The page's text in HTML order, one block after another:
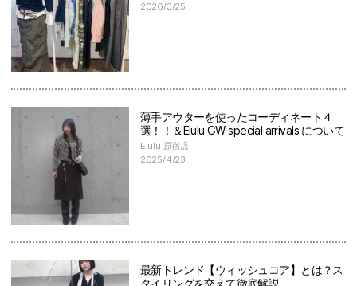
2026/3/25
薄手アウターを使ったコーディネート４
選！！＆Elulu GW special arrivals について
Elulu 原宿店
2025/4/23
最新トレンド【ウィッシュコア】とは？ス
タイリングを交えて徹底解説